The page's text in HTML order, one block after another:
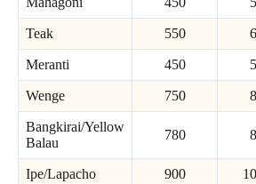
Teak 550
Meranti 450
Wenge 750
Bangkirai/Yellow
Balau
780
Ipe/Lapacho 900